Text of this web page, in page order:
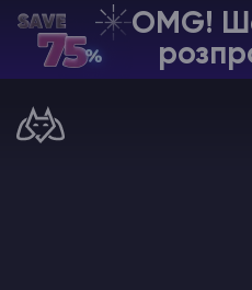
OMG!
UA | USD
Manage your servers